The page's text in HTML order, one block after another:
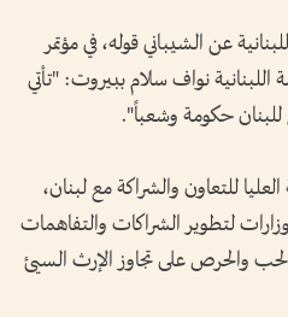
عن الشيباني قوله، في مؤتمر
نواف سلام ببيروت: "تأتي
للبنان حكومة وشعباً".
للتعاون والشراكة مع لبنان،
لتطوير الشراكات والتفاهمات
والحرص على تجاوز الإرث السيئ